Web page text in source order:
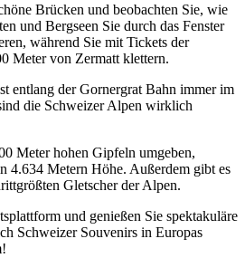
Brücken und beobachten Sie, wie
und Bergseen Sie durch das Fenster
während Sie mit Tickets der
Meter von Zermatt klettern.
entlang der Gornergrat Bahn immer im
die Schweizer Alpen wirklich
Meter hohen Gipfeln umgeben,
4.634 Metern Höhe. Außerdem gibt es
Gletscher der Alpen.
und genießen Sie spektakuläre
Schweizer Souvenirs in Europas